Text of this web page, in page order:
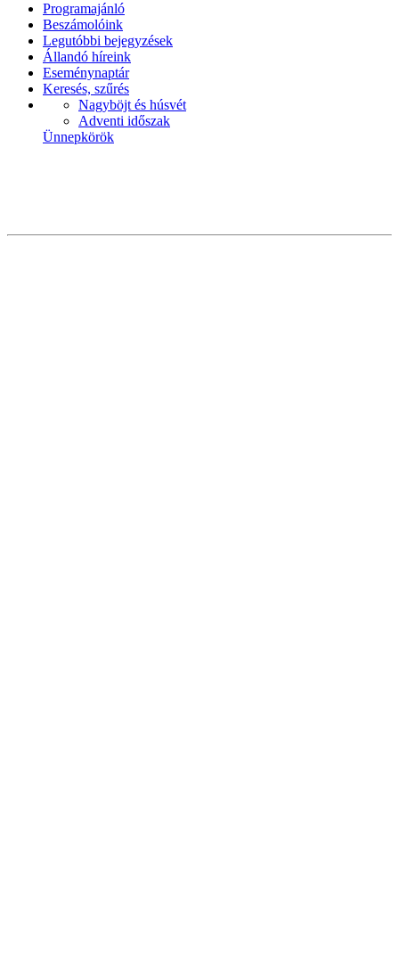
Programajánló
Beszámolóink
Legutóbbi bejegyzések
Állandó híreink
Eseménynaptár
Keresés, szűrés
Nagyböjt és húsvét
Adventi időszak
Ünnepkörök